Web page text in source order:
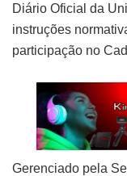
Diário Oficial da
instruções
participação no
Gerenciado pela